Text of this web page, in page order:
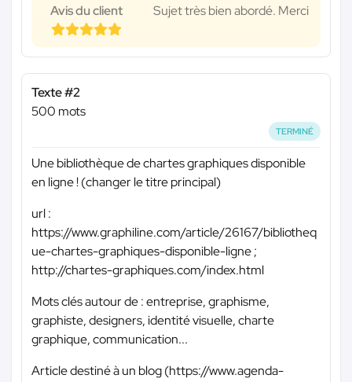
Avis du client Sujet très bien abordé. Merci
Texte #2
500 mots
TERMINÉ
Une bibliothèque de chartes graphiques disponible
en ligne ! (changer le titre principal)
url :
https://www.graphiline.com/article/26167/bibliotheq
ue-chartes-graphiques-disponible-ligne ;
http://chartes-graphiques.com/index.html
Mots clés autour de : entreprise, graphisme,
graphiste, designers, identité visuelle, charte
graphique, communication...
Article destiné à un blog (https://www.agenda-